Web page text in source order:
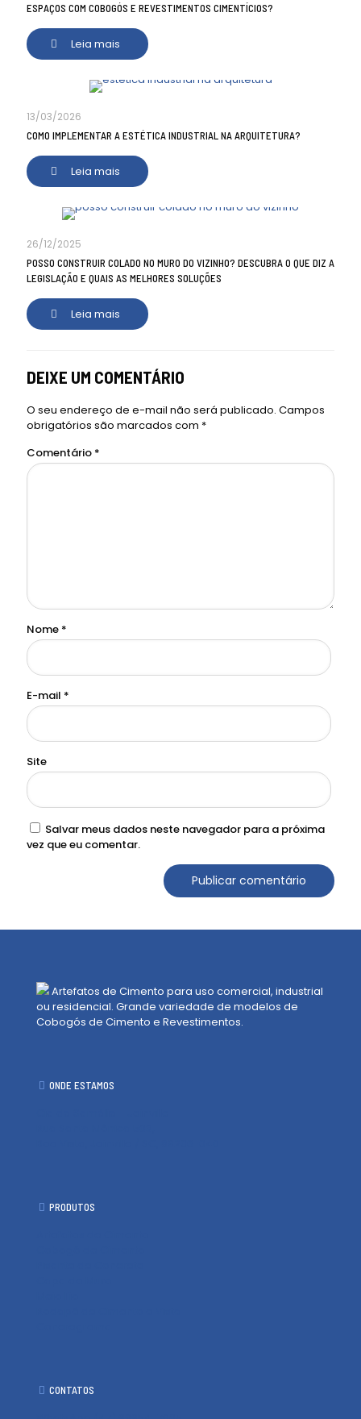
ESPAÇOS COM COBOGÓS E REVESTIMENTOS CIMENTÍCIOS?
Leia mais
13/03/2026
COMO IMPLEMENTAR A ESTÉTICA INDUSTRIAL NA ARQUITETURA?
Leia mais
26/12/2025
POSSO CONSTRUIR COLADO NO MURO DO VIZINHO? DESCUBRA O QUE DIZ A
LEGISLAÇÃO E QUAIS AS MELHORES SOLUÇÕES
Leia mais
DEIXE UM COMENTÁRIO
O seu endereço de e-mail não será publicado. Campos
obrigatórios são marcados com *
Comentário *
Nome *
E-mail *
Site
Salvar meus dados neste navegador para a próxima
vez que eu comentar.
Artefatos de Cimento para uso comercial, industrial
ou residencial. Grande variedade de modelos de
Cobogós de Cimento e Revestimentos.
ONDE ESTAMOS
PRODUTOS
CONTATOS